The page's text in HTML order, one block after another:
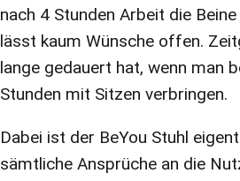
nach 4 Stunden Arbeit die
lässt kaum Wünsche offen.
lange gedauert hat, wenn man
Stunden mit Sitzen verbringen.
Dabei ist der BeYou Stuhl
sämtliche Ansprüche an die